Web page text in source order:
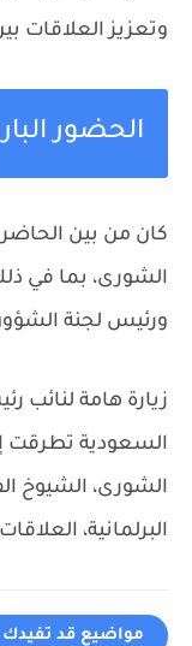
وتعزيز العلاقات
الحضور
كان من بين
الشورى، بما في
ورئيس لجنة
زيارة هامة
السعودية تطرقت
الشورى، الشيوخ
البرلمانية، العلاقات
مواضيع قد تفيدك